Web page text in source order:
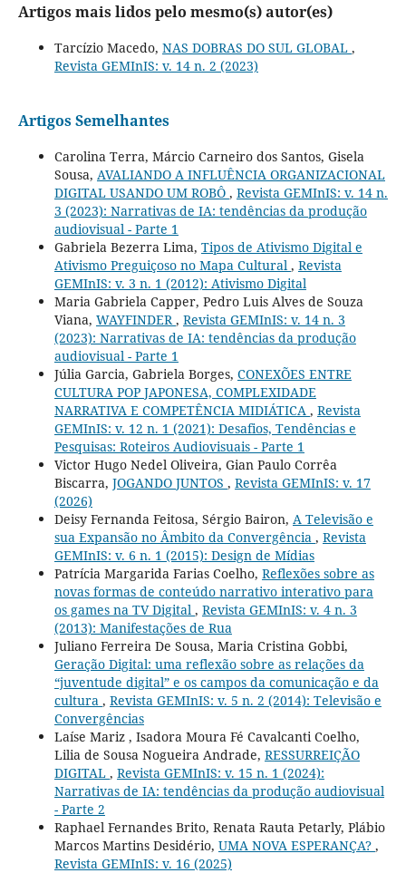
Artigos mais lidos pelo mesmo(s) autor(es)
Tarcízio Macedo, NAS DOBRAS DO SUL GLOBAL ,
Revista GEMInIS: v. 14 n. 2 (2023)
Artigos Semelhantes
Carolina Terra, Márcio Carneiro dos Santos, Gisela
Sousa, AVALIANDO A INFLUÊNCIA ORGANIZACIONAL
DIGITAL USANDO UM ROBÔ , Revista GEMInIS: v. 14 n.
3 (2023): Narrativas de IA: tendências da produção
audiovisual - Parte 1
Gabriela Bezerra Lima, Tipos de Ativismo Digital e
Ativismo Preguiçoso no Mapa Cultural , Revista
GEMInIS: v. 3 n. 1 (2012): Ativismo Digital
Maria Gabriela Capper, Pedro Luis Alves de Souza
Viana, WAYFINDER , Revista GEMInIS: v. 14 n. 3
(2023): Narrativas de IA: tendências da produção
audiovisual - Parte 1
Júlia Garcia, Gabriela Borges, CONEXÕES ENTRE
CULTURA POP JAPONESA, COMPLEXIDADE
NARRATIVA E COMPETÊNCIA MIDIÁTICA , Revista
GEMInIS: v. 12 n. 1 (2021): Desafios, Tendências e
Pesquisas: Roteiros Audiovisuais - Parte 1
Victor Hugo Nedel Oliveira, Gian Paulo Corrêa
Biscarra, JOGANDO JUNTOS , Revista GEMInIS: v. 17
(2026)
Deisy Fernanda Feitosa, Sérgio Bairon, A Televisão e
sua Expansão no Âmbito da Convergência , Revista
GEMInIS: v. 6 n. 1 (2015): Design de Mídias
Patrícia Margarida Farias Coelho, Reflexões sobre as
novas formas de conteúdo narrativo interativo para
os games na TV Digital , Revista GEMInIS: v. 4 n. 3
(2013): Manifestações de Rua
Juliano Ferreira De Sousa, Maria Cristina Gobbi,
Geração Digital: uma reflexão sobre as relações da
“juventude digital” e os campos da comunicação e da
cultura , Revista GEMInIS: v. 5 n. 2 (2014): Televisão e
Convergências
Laíse Mariz , Isadora Moura Fé Cavalcanti Coelho,
Lilia de Sousa Nogueira Andrade, RESSURREIÇÃO
DIGITAL , Revista GEMInIS: v. 15 n. 1 (2024):
Narrativas de IA: tendências da produção audiovisual
- Parte 2
Raphael Fernandes Brito, Renata Rauta Petarly, Plábio
Marcos Martins Desidério, UMA NOVA ESPERANÇA? ,
Revista GEMInIS: v. 16 (2025)